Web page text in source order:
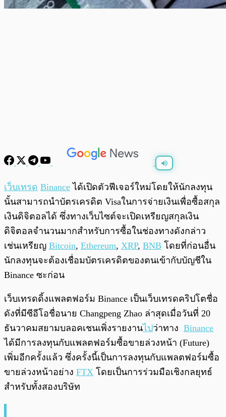
0:00/
เว็บเทรด Binance ได้เปิดตัวฟีเจอร์ใหม่โดยให้นักลงทุน
นั้นสามารถนำบัตรเครดิต Visaในการจ่ายเงินเพื่อซื้อสกุล
เงินดิจิตอลได้ ซึ่งทางเว็บไซต์จะเปิดเหรียญสกุลเงิน
ดิจิตอลจำนวนมากสำหรับการซื้อในช่องทางดังกล่าว
เช่นเหรียญ Bitcoin, Ethereum, XRP, BNB โดยที่ก่อนอื่น
นักลงทุนจะต้องเชื่อมบัตรเครดิตของตนเข้ากับบัญชีใน
Binance ซะก่อน
เว็บเทรดดิ้งแพลตฟอร์ม Binance เป็นเว็บเทรดคริปโตชื่อ
ดังที่มีซีอีโอชื่อนาย Changpeng Zhao ล่าสุดเมื่อวันที่ 20
ธันวาคมสยามบลอคเชนเพิ่งรายงานไปว่าทาง Binance
ได้มีการลงทุนกับแพลตฟอร์มซื้อขายล่วงหน้า (Future)
เพิ่มอีกครั้งแล้ว ซึ่งครั้งนี้เป็นการลงทุนกับแพลตฟอร์มซื้อ
ขายล่วงหน้าอย่าง FTX โดยเป็นการร่วมมือเชิงกลยุทธ์
สำหรับทั้งสองบริษัท